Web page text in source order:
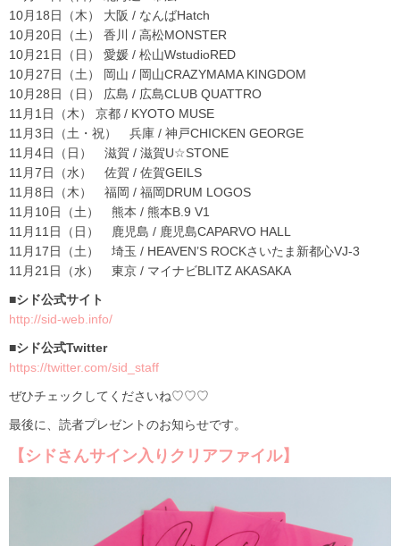
10月18日（木） 大阪 / なんばHatch
10月20日（土） 香川 / 高松MONSTER
10月21日（日） 愛媛 / 松山WstudioRED
10月27日（土） 岡山 / 岡山CRAZYMAMA KINGDOM
10月28日（日） 広島 / 広島CLUB QUATTRO
11月1日（木） 京都 / KYOTO MUSE
11月3日（土・祝） 兵庫 / 神戸CHICKEN GEORGE
11月4日（日） 滋賀 / 滋賀U☆STONE
11月7日（水） 佐賀 / 佐賀GEILS
11月8日（木） 福岡 / 福岡DRUM LOGOS
11月10日（土） 熊本 / 熊本B.9 V1
11月11日（日） 鹿児島 / 鹿児島CAPARVO HALL
11月17日（土） 埼玉 / HEAVEN’S ROCKさいたま新都心VJ-3
11月21日（水） 東京 / マイナビBLITZ AKASAKA
■シド公式サイト
http://sid-web.info/
■シド公式Twitter
https://twitter.com/sid_staff
ぜひチェックしてくださいね♡♡♡
最後に、読者プレゼントのお知らせです。
【シドさんサイン入りクリアファイル】